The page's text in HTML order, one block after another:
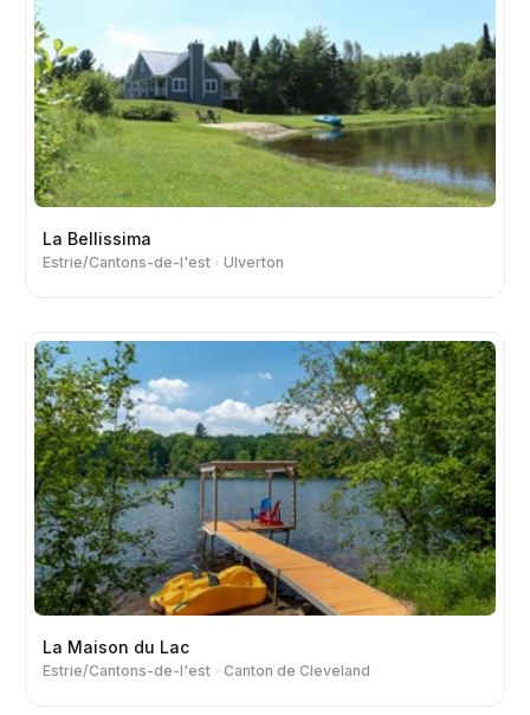
La Bellissima
Estrie/Cantons-de-l'est Ulverton
La Maison du Lac
Estrie/Cantons-de-l'est Canton de Cleveland